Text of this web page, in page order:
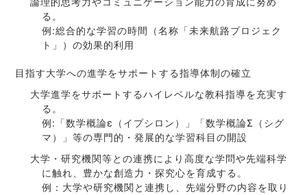
る。
例:総合的な学習の時間（名称「未来航路プロジェク
ト」）の効果的利用
目指す大学への進学をサポートする指導体制の確立
大学進学をサポートするハイレベルな教科指導を充実す
る。
例:「数学概論ε（イプシロン）」「数学概論Σ（シグ
マ）」等の専門的・発展的な学習科目の開設
大学・研究機関等との連携により高度な学問や先端科学
に触れ、豊かな創造力・探究心を育成する。
例：大学や研究機関と連携し、先端分野の内容を取り